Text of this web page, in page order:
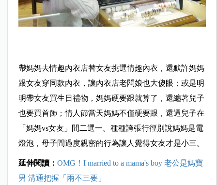
帶媽媽去情趣內衣店替女友挑選情趣內衣，還默許媽媽
跟女友穿同款內衣，讓內衣店老闆娘也大傻眼；或是明
明帶女友買生日禮物，媽媽硬要跟就算了，還纏著兒子
也要買首飾；情人節當天媽媽不僅硬要跟，還逼兒子在
「媽媽vs女友」間二選一。種種誇張行徑別說媽媽是電
燈泡，母子間過度親密的行為讓人覺得女友才是小三。
延伸閱讀： OMG！I married to a mama's boy 老公是媽寶
男 溝通把握「兩不三要」